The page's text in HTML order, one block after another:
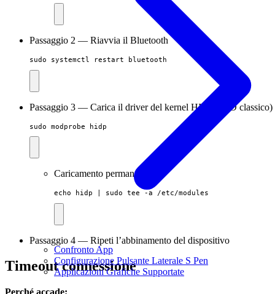
Confronto App
Configurazione Pulsante Laterale S Pen
Applicazioni Grafiche Supportate
Passaggio 2 — Riavvia il Bluetooth
sudo systemctl restart bluetooth
Passaggio 3 — Carica il driver del kernel HIDP (HID classico)
sudo modprobe hidp
Caricamento permanente:
echo hidp | sudo tee -a /etc/modules
Passaggio 4 — Ripeti l’abbinamento del dispositivo
Timeout connessione